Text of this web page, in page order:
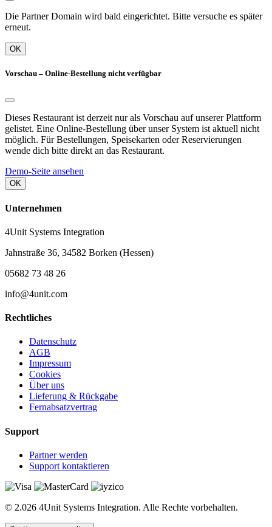
Die Partner Domain wird bald eingerichtet. Bitte versuche es später
erneut.
OK
Vorschau – Online-Bestellung nicht verfügbar
Dieses Restaurant ist derzeit nur als Vorschau auf unserer Plattform
gelistet. Eine Online-Bestellung über unser System ist aktuell nicht
möglich. Für Bestellungen, Speisekarten oder Reservierungen
wende dich bitte direkt an das Restaurant.
Demo-Seite ansehen
OK
Unternehmen
4Unit Systems Integration
Jahnstraße 36, 34582 Borken (Hessen)
05682 73 48 26
info@4unit.com
Rechtliches
Datenschutz
AGB
Impressum
Cookies
Über uns
Lieferung & Rückgabe
Fernabsatzvertrag
Support
Partner werden
Support kontaktieren
© 2.026 4Unit Systems Integration. Alle Rechte vorbehalten.